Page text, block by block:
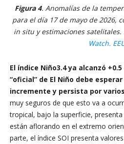
Figura 4. Anomalías de la
para el día 17 de mayo de 2026,
in situ y estimaciones satelitales.
Watch.
El índice Niño3.4 ya alcanzó
“oficial” de El Niño debe
incremente y persista por
muy seguros de que esto va a
tropical, bajo la superficie,
están aflorando en el extremo
parte, el índice SOI presenta